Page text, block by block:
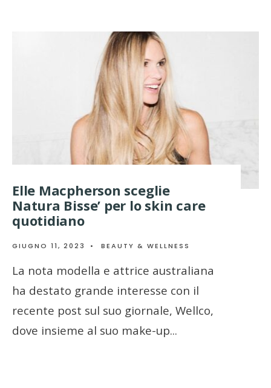
Elle Macpherson sceglie
Natura Bisse’ per lo skin care
quotidiano
GIUGNO 11, 2023 • BEAUTY & WELLNESS
La nota modella e attrice australiana
ha destato grande interesse con il
recente post sul suo giornale, Wellco,
dove insieme al suo make-up...